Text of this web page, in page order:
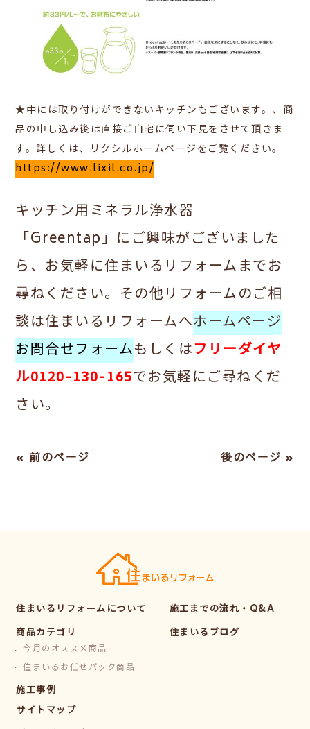
★​中には取り付けができないキッチンもございます。、商
品の申し込み後は直接ご自宅に伺い下見をさせて頂きま
す。詳しくは、リクシルホームページをご覧ください。
https://www.lixil.co.jp/
キッチン用ミネラル浄水器
「Greentap」にご興味がございました
ら、お気軽に住まいるリフォームまでお
尋ねください。その他リフォームのご相
談は住まいるリフォームへホームページ
お問合せフォームもしくはフリーダイヤ
ル0120-130-165でお気軽にご尋ねくだ
さい。
« 前のページ 後のページ »
住まいるリフォームについて
商品カテゴリ
今月のオススメ商品
住まいるお任せパック商品
施工事例
施工までの流れ・Q&A
住まいるブログ
サイトマップ